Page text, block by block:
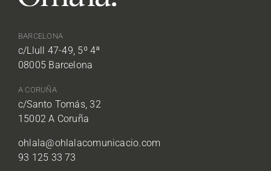
BARCELONA
c/Llull 47-49, 5º 4ª
08005 Barcelona
A CORUÑA
c/Santo Tomás, 32
15002 A Coruña
ohlala@ohlalacomunicacio.com
93 125 33 73